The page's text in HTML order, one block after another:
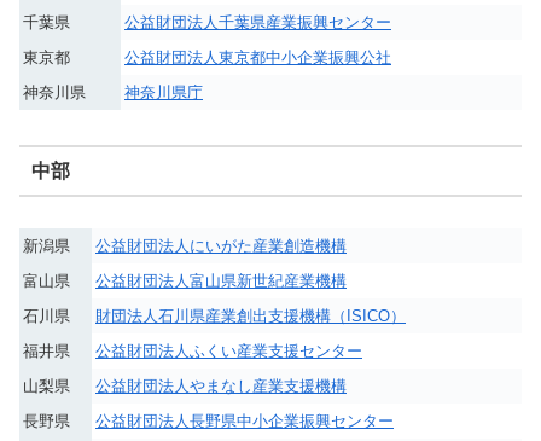
千葉県
公益財団法人千葉県産業振興センター
東京都
公益財団法人東京都中小企業振興公社
神奈川県
神奈川県庁
中部
新潟県
公益財団法人にいがた産業創造機構
富山県
公益財団法人富山県新世紀産業機構
石川県
財団法人石川県産業創出支援機構（ISICO）
福井県
公益財団法人ふくい産業支援センター
山梨県
公益財団法人やまなし産業支援機構
長野県
公益財団法人長野県中小企業振興センター